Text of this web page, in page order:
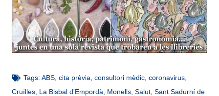
Tags: ABS, cita prèvia consultori mèdic, coronavirus,
Cruïlles La Bisbal d'Empordà Monells Salut Sant Sadurní de